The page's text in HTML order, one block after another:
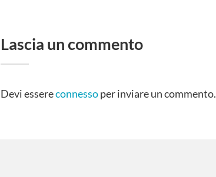
Lascia un commento
Devi essereconnessoper inviare un commento.